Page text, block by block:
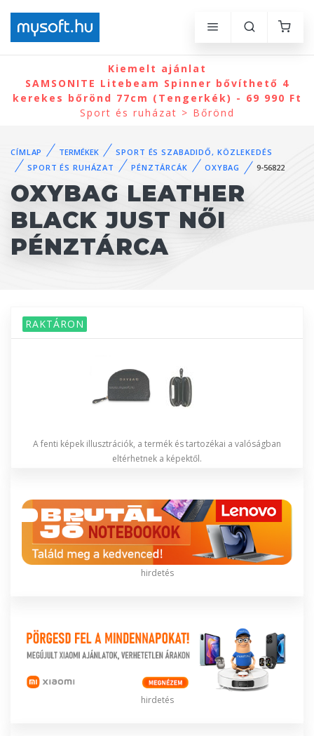
Kiemelt ajánlat
SAMSONITE Litebeam Spinner bővíthető 4
kerekes bőrönd 77cm (Tengerkék) - 69 990 Ft
Sport és ruházat > Bőrönd
CÍMLAP TERMÉKEK
SPORT ÉS SZABADIDŐ, KÖZLEKEDÉS
SPORT ÉS RUHÁZAT
PÉNZTÁRCÁK OXYBAG 9-56822
OXYBAG LEATHER
BLACK JUST NŐI
PÉNZTÁRCA
RAKTÁRON
A fenti képek illusztrációk, a termék és tartozékai a valóságban
eltérhetnek a képektől.
hirdetés
hirdetés